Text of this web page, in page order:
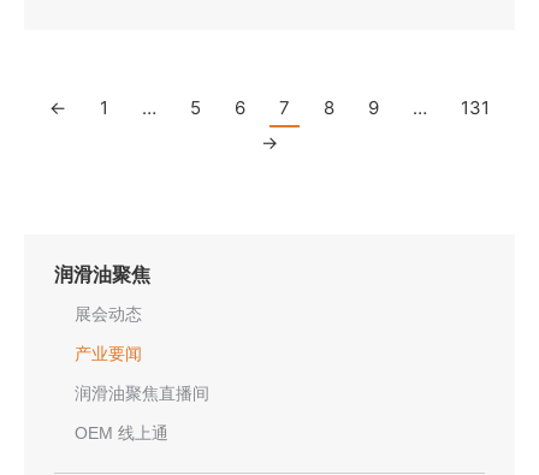
← 1 … 5 6 7 8 9 …
131
→
润滑油聚焦
展会动态
产业要闻
润滑油聚焦直播间
OEM 线上通